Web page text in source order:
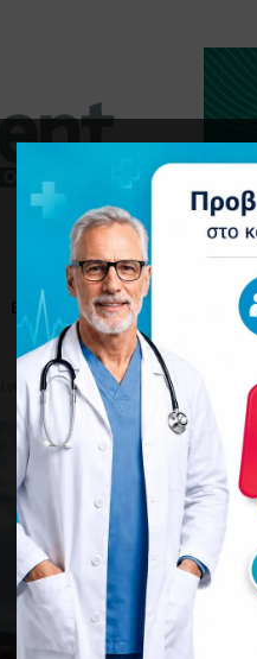
Επικαιρότητα Δελτία
γιατρούς λειτουργεί η